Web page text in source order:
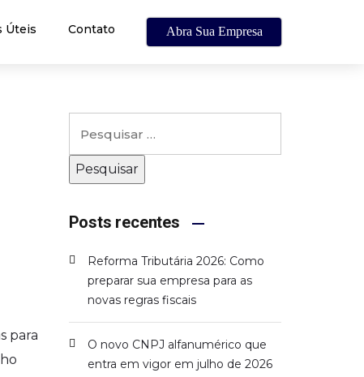
Úteis Contato Abra Sua Empresa
para
Posts recentes
Reforma Tributária 2026: Como
preparar sua empresa para as
novas regras fiscais
O novo CNPJ alfanumérico que
entra em vigor em julho de 2026